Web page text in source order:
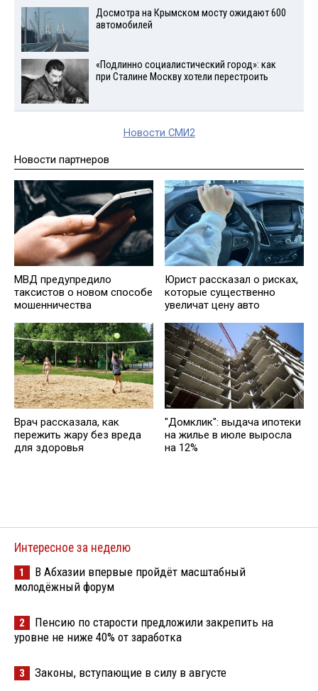
Досмотра на Крымском мосту ожидают 600
автомобилей
«Подлинно социалистический город»: как
при Сталине Москву хотели перестроить
Новости СМИ2
Новости партнеров
МВД предупредило
таксистов о новом способе
мошенничества
Юрист рассказал о рисках,
которые существенно
увеличат цену авто
Врач рассказала, как
пережить жару без вреда
для здоровья
"Домклик": выдача ипотеки
на жилье в июле выросла
на 12%
Интересное за неделю
1
В Абхазии впервые пройдёт масштабный
молодёжный форум
2
Пенсию по старости предложили закрепить на
уровне не ниже 40% от заработка
3 Законы, вступающие в силу в августе